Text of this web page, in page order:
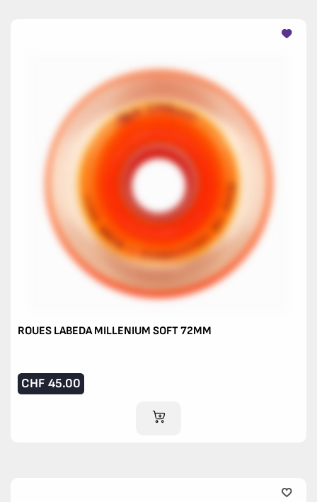
ROUES LABEDA MILLENIUM SOFT 72MM
CHF 45.00
AJOUTER AU PANIER